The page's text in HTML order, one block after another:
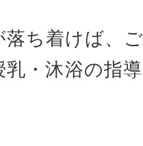
落ち着けば、
・沐浴の指